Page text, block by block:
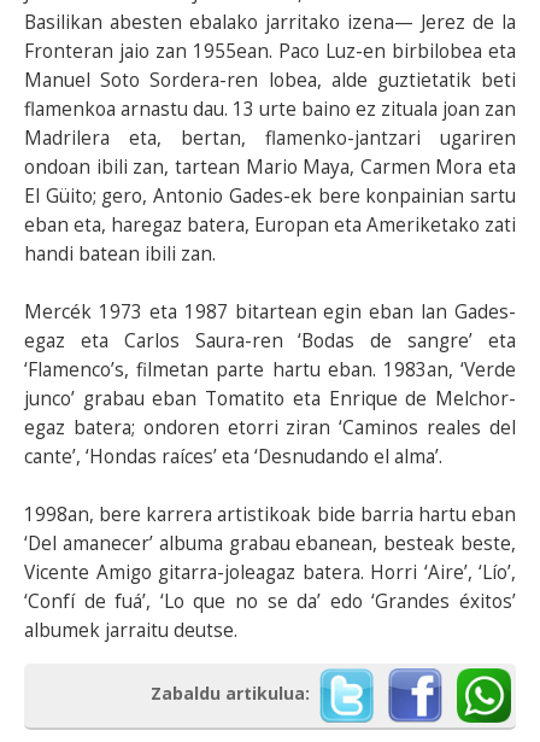
Basilikan abesten ebalako jarritako izena— Jerez de la
Fronteran jaio zan 1955ean. Paco Luz-en birbilobea eta
Manuel Soto Sordera-ren lobea, alde guztietatik beti
flamenkoa arnastu dau. 13 urte baino ez zituala joan zan
Madrilera eta, bertan, flamenko-jantzari ugariren
ondoan ibili zan, tartean Mario Maya, Carmen Mora eta
El Güito; gero, Antonio Gades-ek bere konpainian sartu
eban eta, haregaz batera, Europan eta Ameriketako zati
handi batean ibili zan.
Mercék 1973 eta 1987 bitartean egin eban lan Gades-
egaz eta Carlos Saura-ren ‘Bodas de sangre’ eta
‘Flamenco’s, filmetan parte hartu eban. 1983an, ‘Verde
junco’ grabau eban Tomatito eta Enrique de Melchor-
egaz batera; ondoren etorri ziran ‘Caminos reales del
cante’, ‘Hondas raíces’ eta ‘Desnudando el alma’.
1998an, bere karrera artistikoak bide barria hartu eban
‘Del amanecer’ albuma grabau ebanean, besteak beste,
Vicente Amigo gitarra-joleagaz batera. Horri ‘Aire’, ‘Lío’,
‘Confí de fuá’, ‘Lo que no se da’ edo ‘Grandes éxitos’
albumek jarraitu deutse.
Zabaldu artikulua: